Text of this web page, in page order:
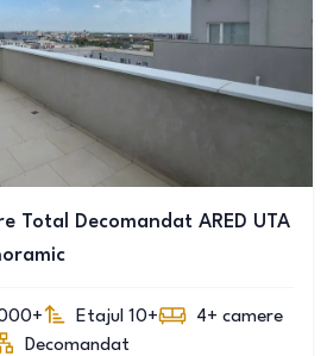
Total Decomandat ARED UTA
Etajul 10+ 4+ camere
Decomandat